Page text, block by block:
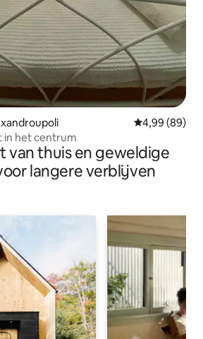
Gemiddelde
4,99 (89)
in het centrum
van thuis en geweldige
langere verblijven